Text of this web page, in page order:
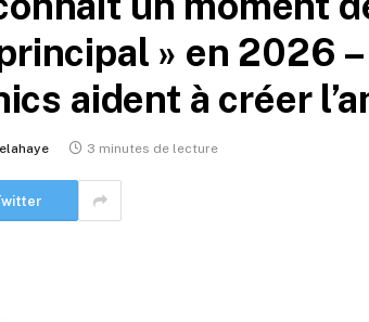
» en 2026
aident à créer
3 minutes de lecture